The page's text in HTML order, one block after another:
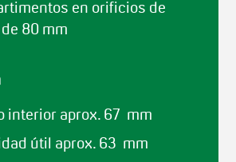
en orificios de
80 mm
interior aprox. 67 mm
útil aprox. 63 mm